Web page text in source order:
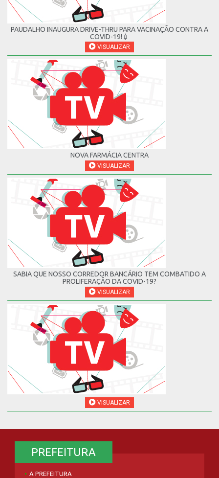
PAUDALHO INAUGURA DRIVE-THRU PARA VACINAÇÃO CONTRA A
COVID-19!💉
VISUALIZAR
NOVA FARMÁCIA CENTRA
VISUALIZAR
SABIA QUE NOSSO CORREDOR BANCÁRIO TEM COMBATIDO A
PROLIFERAÇÃO DA COVID-19?
VISUALIZAR
VISUALIZAR
PREFEITURA
A PREFEITURA